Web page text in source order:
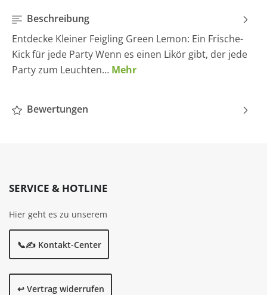
Beschreibung
Entdecke Kleiner Feigling Green Lemon: Ein Frische-
Kick für jede Party Wenn es einen Likör gibt, der jede
Party zum Leuchten… Mehr
Bewertungen
SERVICE & HOTLINE
Hier geht es zu unserem
📞✍️ Kontakt-Center
↩️ Vertrag widerrufen